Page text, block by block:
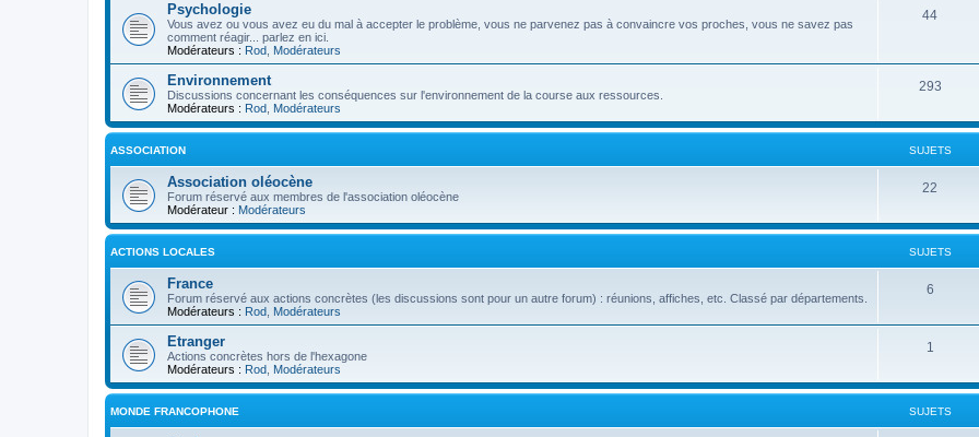
Psychologie
Vous avez ou vous avez eu du mal à accepter le problème, vous ne parvenez pas à convaincre vos proches, vous ne savez pas
comment réagir... parlez en ici.
Modérateurs : Rod Modérateurs
44
Environnement
Discussions concernant les conséquences sur l'environnement de la course aux ressources.
Modérateurs : Rod Modérateurs
293
ASSOCIATION SUJETS
Association oléocène
Forum réservé aux membres de l'association oléocène
Modérateur : Modérateurs
22
ACTIONS LOCALES SUJETS
France
Forum réservé aux actions concrètes (les discussions sont pour un autre forum) : réunions, affiches, etc. Classé par départements.
Modérateurs : Rod Modérateurs
6
Etranger
Actions concrètes hors de l'hexagone
Modérateurs : Rod Modérateurs
1
MONDE FRANCOPHONE SUJETS